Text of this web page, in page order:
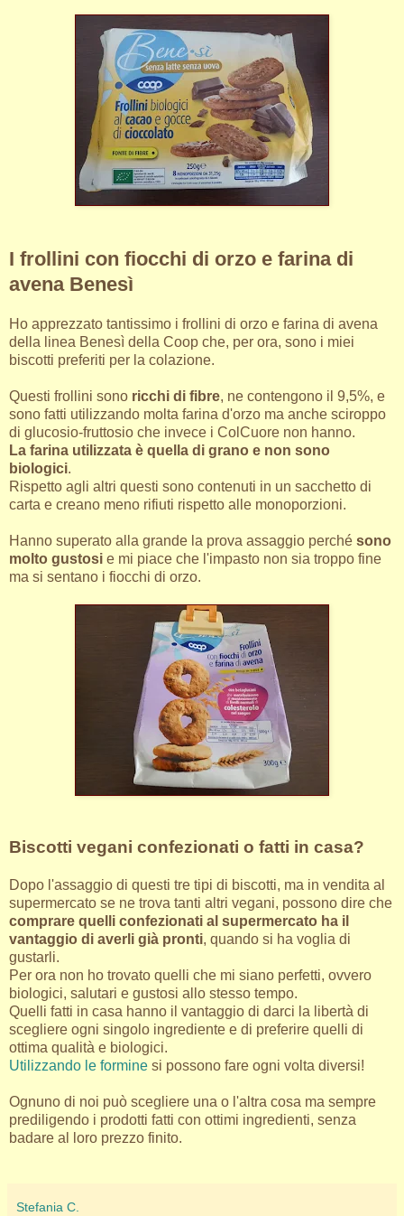
I frollini con fiocchi di orzo e farina di
avena Benesì
Ho apprezzato tantissimo i frollini di orzo e farina di avena
della linea Benesì della Coop che, per ora, sono i miei
biscotti preferiti per la colazione.
Questi frollini sono ricchi di fibre, ne contengono il 9,5%, e
sono fatti utilizzando molta farina d'orzo ma anche sciroppo
di glucosio-fruttosio che invece i ColCuore non hanno.
La farina utilizzata è quella di grano e non sono
biologici.
Rispetto agli altri questi sono contenuti in un sacchetto di
carta e creano meno rifiuti rispetto alle monoporzioni.
Hanno superato alla grande la prova assaggio perché sono
molto gustosi e mi piace che l'impasto non sia troppo fine
ma si sentano i fiocchi di orzo.
Biscotti vegani confezionati o fatti in casa?
Dopo l'assaggio di questi tre tipi di biscotti, ma in vendita al
supermercato se ne trova tanti altri vegani, possono dire che
comprare quelli confezionati al supermercato ha il
vantaggio di averli già pronti, quando si ha voglia di
gustarli.
Per ora non ho trovato quelli che mi siano perfetti, ovvero
biologici, salutari e gustosi allo stesso tempo.
Quelli fatti in casa hanno il vantaggio di darci la libertà di
scegliere ogni singolo ingrediente e di preferire quelli di
ottima qualità e biologici.
Utilizzando le formine si possono fare ogni volta diversi!
Ognuno di noi può scegliere una o l'altra cosa ma sempre
prediligendo i prodotti fatti con ottimi ingredienti, senza
badare al loro prezzo finito.
Stefania C.